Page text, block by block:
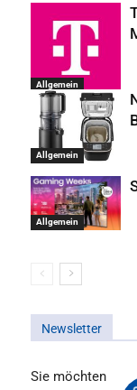
Allgemein
Allgemein
Allgemein
Newsletter
Sie möchten